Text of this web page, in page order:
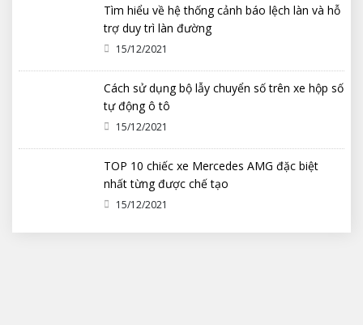
Tìm hiểu về hệ thống cảnh báo lệch làn và hỗ
trợ duy trì làn đường
15/12/2021
Cách sử dụng bộ lẫy chuyển số trên xe hộp số
tự động ô tô
15/12/2021
TOP 10 chiếc xe Mercedes AMG đặc biệt
nhất từng được chế tạo
15/12/2021